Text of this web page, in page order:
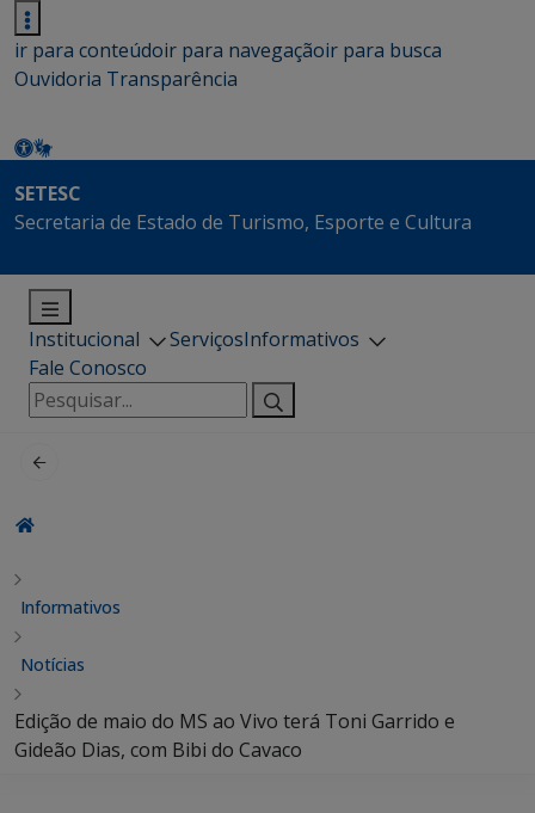
ir para conteúdoir para navegaçãoir para busca
Ouvidoria Transparência
SETESC
Secretaria de Estado de Turismo, Esporte e Cultura
Institucional ServiçosInformativos
Fale Conosco
Pesquisar
por:
Informativos
Notícias
Edição de maio do MS ao Vivo terá Toni Garrido e
Gideão Dias, com Bibi do Cavaco